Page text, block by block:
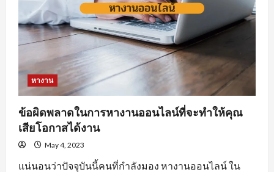
หางาน
ข้อผิดพลาดในการหางานออนไลน์ที่จะทำให้คุณ
เสียโอกาสได้งาน
May 4, 2023
แน่นอนว่าปัจจุบันนี้คนที่กำลังมอง หางานออนไลน์ ใน